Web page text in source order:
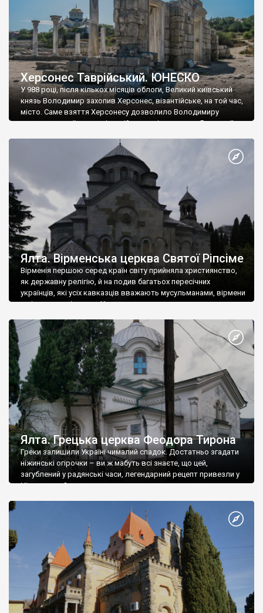
Херсонес Таврійський. ЮНЕСКО
У 988 році, після кількох місяців облоги, Великий київський
князь Володимир захопив Херсонес, візантійське, на той час,
місто. Саме взяття Херсонесу дозволило Володимиру
диктувати свої умови візантійському імператору Василю ІІ, та
Херсонесі Володимир-язичник, став Василем-християнином.
А потім було Хрещення Русі. На честь Херсонесу Таврійського
Ялта. Вірменська церква Святої Ріпсіме
Вірменія першою серед країн світу прийняла християнство,
як державну релігію, й на подив багатьох пересічних
українців, які усіх кавказців вважають мусульманами, вірмени
є відданими вірянами Христа
Ялта. Грецька церква Феодора Тирона
Греки залишили Україні чималий спадок. Достатньо згадати
ніжинські огірочки – ви ж мабуть всі знаєте, що цей,
загублений у радянські часи, легендарний рецепт привезли у
Ніжин греки?